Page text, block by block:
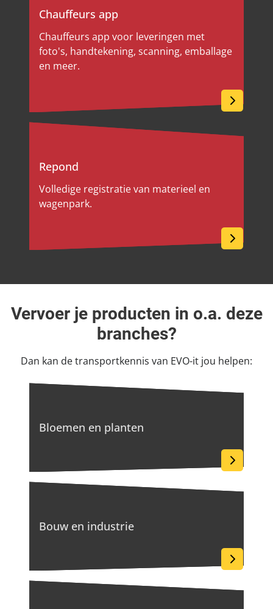
Chauffeurs app
Chauffeurs app voor leveringen met
foto's, handtekening, scanning, emballage
en meer.
Repond
Volledige registratie van materieel en
wagenpark.
Vervoer je producten in o.a. deze
branches?
Dan kan de transportkennis van EVO-it jou helpen:
Bloemen en planten
Bouw en industrie